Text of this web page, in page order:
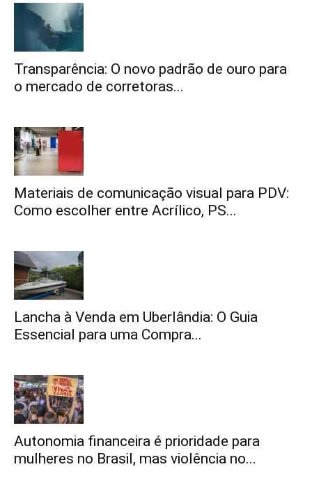
Transparência: O novo padrão de ouro para
o mercado de corretoras...
Materiais de comunicação visual para PDV:
Como escolher entre Acrílico, PS...
Lancha à Venda em Uberlândia: O Guia
Essencial para uma Compra...
Autonomia financeira é prioridade para
mulheres no Brasil, mas violência no...